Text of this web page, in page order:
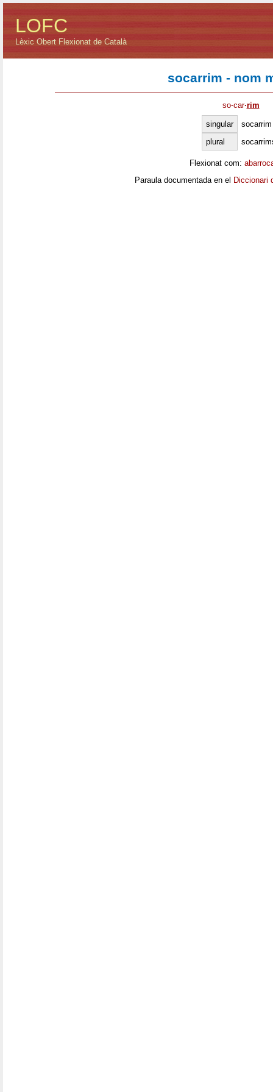
LOFC
Lèxic Obert Flexionat de Català
socarrim - nom
so·car·rim
singular
socarrim
plural
Flexionat com:
Paraula documentada en el Diccionari